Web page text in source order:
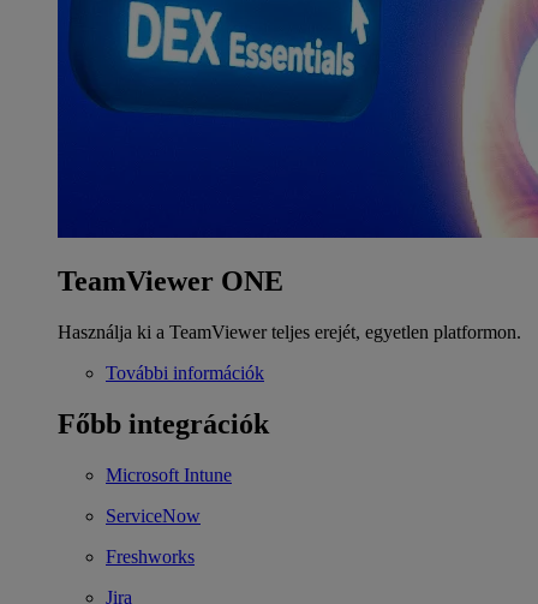
TeamViewer ONE
Használja ki a TeamViewer teljes erejét, egyetlen platformon.
További információk
Főbb integrációk
Microsoft Intune
ServiceNow
Freshworks
Jira